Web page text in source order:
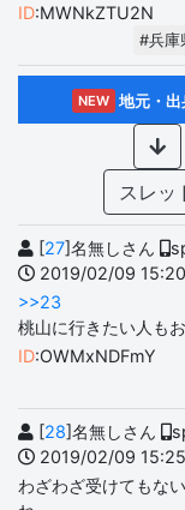
ID:MWNkZTU2N
#兵庫
NEW 地元・
スレッ
[27]名無しさん
2019/02/09 15:20
>>23
桃山に行きたい人も
ID:OWMxNDFmY
[28]名無しさん
2019/02/09 15:25
わざわざ受けてもな